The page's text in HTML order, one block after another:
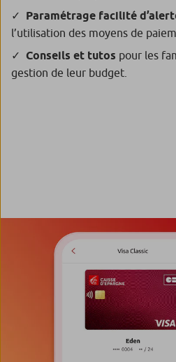
Paramétrage facilité
l’utilisation des moyens de
Conseils et tutos pour les
gestion de leur budget.